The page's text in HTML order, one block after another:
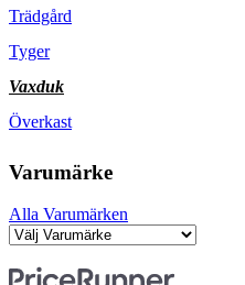
Trädgård
Tyger
Vaxduk
Överkast
Varumärke
Alla Varumärken